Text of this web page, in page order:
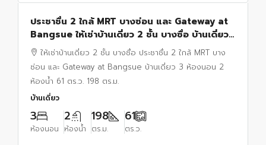
ประชาชื่น 2 ใกล้ MRT บางซ่อน และ Gateway at
Bangsue ให้เช่าบ้านเดี่ยว 2 ชั้น บางซื่อ บ้านเดี่ยว
3 ห้องนอน 2 ห้องน้ำ 61 ตร.ว. 198 ตร.ม.
ให้เช่าบ้านเดี่ยว 2 ชั้น บางซื่อ ประชาชื่น 2 ใกล้ MRT บาง
ซ่อน และ Gateway at Bangsue บ้านเดี่ยว 3 ห้องนอน 2
ห้องน้ำ 61 ตร.ว. 198 ตร.ม.
บ้านเดี่ยว
3
ห้องนอน
2
ห้องน้ำ
198
ตร.ม.
61
ตร.ว.